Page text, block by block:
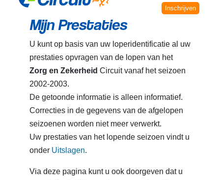
Inschrijven
Mijn Prestaties
U kunt op basis van uw loperidentificatie al uw
prestaties opvragen van de lopen van het
Zorg en Zekerheid Circuit vanaf het seizoen
2002-2003.
De getoonde informatie is alleen informatief.
Correcties in de gegevens van de afgelopen
seizoenen worden niet meer verwerkt.
Uw prestaties van het lopende seizoen vindt u
onder Uitslagen.
Via deze pagina kunt u ook doorgeven dat u